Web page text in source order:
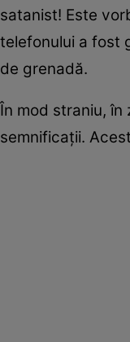
satanist! Este
telefonului a fost
de grenadă.
În mod straniu,
semnificații.